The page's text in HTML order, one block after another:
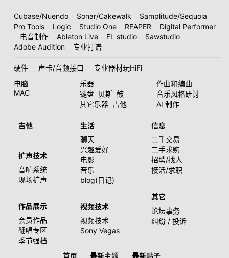
Cubase/Nuendo Sonar/Cakewalk
Samplitude/Sequoia
Pro Tools
Logic Studio One REAPER
Digital Performer
电音制作
Ableton Live FL studio
Sawstudio
Adobe Audition
专业打谱
硬件 声卡/音频接口
专业器材玩HiFi
电脑
MAC
乐器
键盘 贝斯 鼓
其它乐器 吉他
作曲和编曲
音乐风格研讨
AI 制作
吉他
扩声技术
音响系统
现场扩声
作品展示
会员作品
翻唱专区
季节强档
生活
聊天
兴趣爱好
电影
音乐
blog(日记)
视频技术
视频技术
Sony Vegas
信息
二手交易
二手求购
招聘/找人
接活/求职
其它
论坛事务
纠纷 / 投诉
首页 最新主题 最新贴子